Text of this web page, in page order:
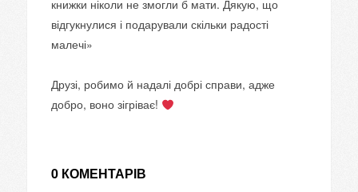
книжки ніколи не змогли б мати. Дякую, що
відгукнулися і подарували скільки радості
малечі»
Друзі, робимо й надалі добрі справи, адже
добро, воно зігріває!
0 КОМЕНТАРІВ